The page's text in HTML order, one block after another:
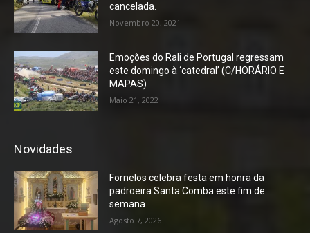
cancelada.
Novembro 20, 2021
Emoções do Rali de Portugal regressam
este domingo à ‘catedral’ (C/HORÁRIO E
MAPAS)
Maio 21, 2022
Novidades
Fornelos celebra festa em honra da
padroeira Santa Comba este fim de
semana
Agosto 7, 2026